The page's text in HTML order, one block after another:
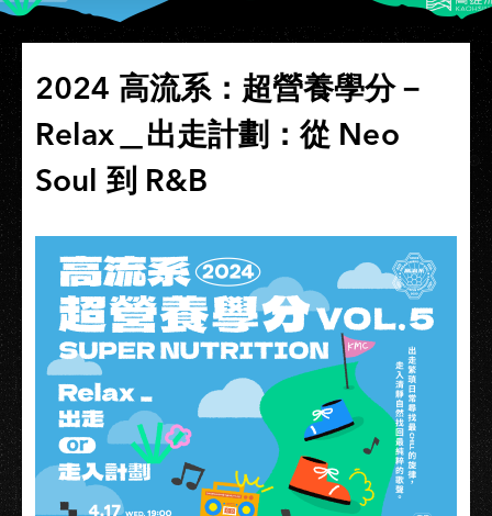
2024 高流系：超營養學分－
Relax＿出走計劃：從 Neo
Soul 到 R&B